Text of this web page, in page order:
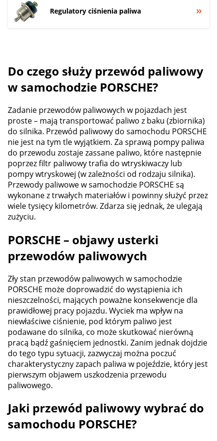
Regulatory ciśnienia paliwa
Do czego służy przewód paliwowy
w samochodzie PORSCHE?
Zadanie przewodów paliwowych w pojazdach jest
proste – mają transportować paliwo z baku (zbiornika)
do silnika. Przewód paliwowy do samochodu PORSCHE
nie jest na tym tle wyjątkiem. Za sprawą pompy paliwa
do przewodu zostaje zassane paliwo, które następnie
poprzez filtr paliwowy trafia do wtryskiwaczy lub
pompy wtryskowej (w zależności od rodzaju silnika).
Przewody paliwowe w samochodzie PORSCHE są
wykonane z trwałych materiałów i powinny służyć przez
wiele tysięcy kilometrów. Zdarza się jednak, że ulegają
zużyciu.
PORSCHE – objawy usterki
przewodów paliwowych
Zły stan przewodów paliwowych w samochodzie
PORSCHE może doprowadzić do wystąpienia ich
nieszczelności, mających poważne konsekwencje dla
prawidłowej pracy pojazdu. Wyciek ma wpływ na
niewłaściwe ciśnienie, pod którym paliwo jest
podawane do silnika, co może skutkować nierówną
pracą bądź gaśnięciem jednostki. Zanim jednak dojdzie
do tego typu sytuacji, zazwyczaj można poczuć
charakterystyczny zapach paliwa w pojeździe, który jest
pierwszym objawem uszkodzenia przewodu
paliwowego.
Jaki przewód paliwowy wybrać do
samochodu PORSCHE?